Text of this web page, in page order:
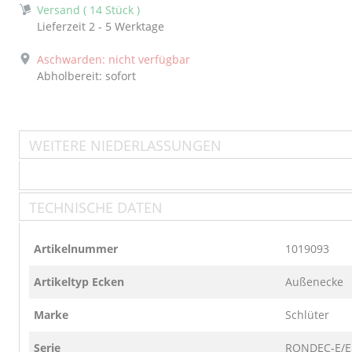
Versand ( 14 Stück )
Lieferzeit 2 - 5 Werktage
Aschwarden: nicht verfügbar
Abholbereit: sofort
WEITERE NIEDERLASSUNGEN
TECHNISCHE DATEN
Artikelnummer 1019093
Artikeltyp Ecken Außenecke
Marke Schlüter
Serie RONDEC-E/